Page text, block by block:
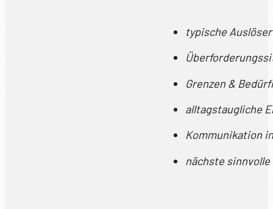
typische
Grenzen &
alltagstaugliche
Kommunikation
nächste